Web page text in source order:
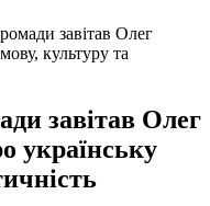
завітав Олег
культуру та
завітав Олег
українську